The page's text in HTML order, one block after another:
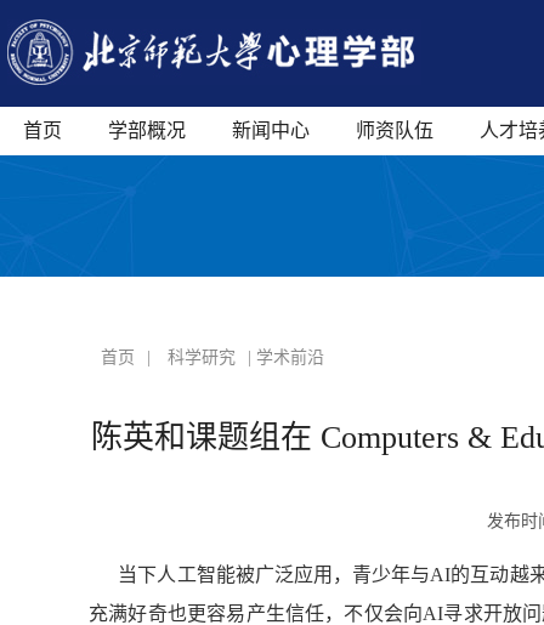
首页 学部概况 新闻中心 师资队伍 人才培
首页 科学研究 | 学术前沿
陈英和课题组在 Computers &
发布
当下人工智能被广泛应用，青少年与AI的互动越
充满好奇也更容易产生信任，不仅会向AI寻求开放